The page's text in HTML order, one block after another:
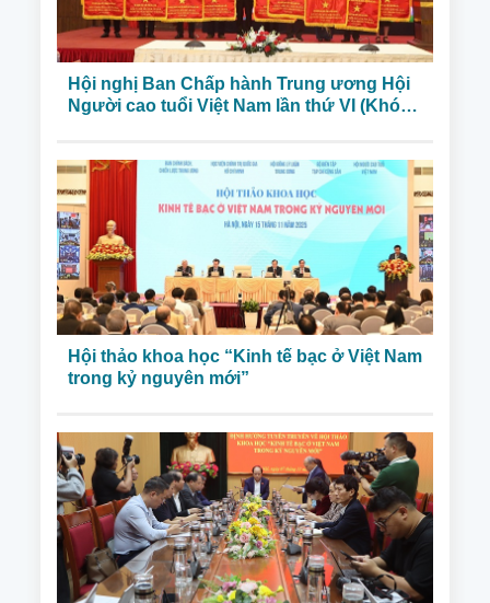
Hội nghị Ban Chấp hành Trung ương Hội
Người cao tuổi Việt Nam lần thứ VI (Khóa
Hội thảo khoa học “Kinh tế bạc ở Việt Nam
trong kỷ nguyên mới”